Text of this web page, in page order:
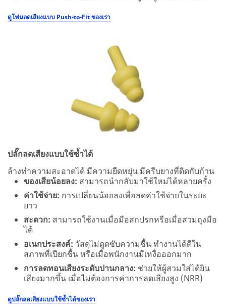
ดูโฟมลดเสียงแบบ Push-to-Fit ของเรา
ปลั๊กลดเสียงแบบใช้ซ้ำได้
ล้างทำความสะอาดได้ มีความยืดหยุ่น มีครีบยางที่ติดกับก้าน
ของเสียน้อยลง: สามารถนำกลับมาใช้ใหม่ได้หลายครั้ง
ค่าใช้จ่าย: การเปลี่ยนน้อยลงเพื่อลดค่าใช้จ่ายในระยะ
ยาว
สะดวก: สามารถใช้งานเมื่อมือสกปรกหรือเมื่อสวมถุงมือ
ได้
อเนกประสงค์: วัสดุไม่ดูดซับความชื้น ทำงานได้ดีใน
สภาพที่เปียกชื้น หรือเมื่อพนักงานมีเหงื่อออกมาก
การลดทอนเสียงระดับปานกลาง: ช่วยให้ผู้สวมใส่ได้ยิน
เสียงมากขึ้น เมื่อไม่ต้องการค่าการลดเสียงสูง (NRR)
ดูปลั๊กลดเสียงแบบใช้ซ้ำได้ของเรา